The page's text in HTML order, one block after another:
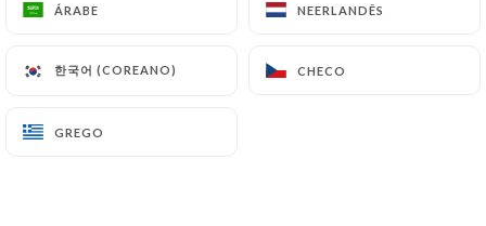
ÁRABE NEERLANDÊS
한국어 (COREANO) CHECO
GREGO
ÁRABE NEERLANDÊS
한국어 (COREANO) CHECO
GREGO